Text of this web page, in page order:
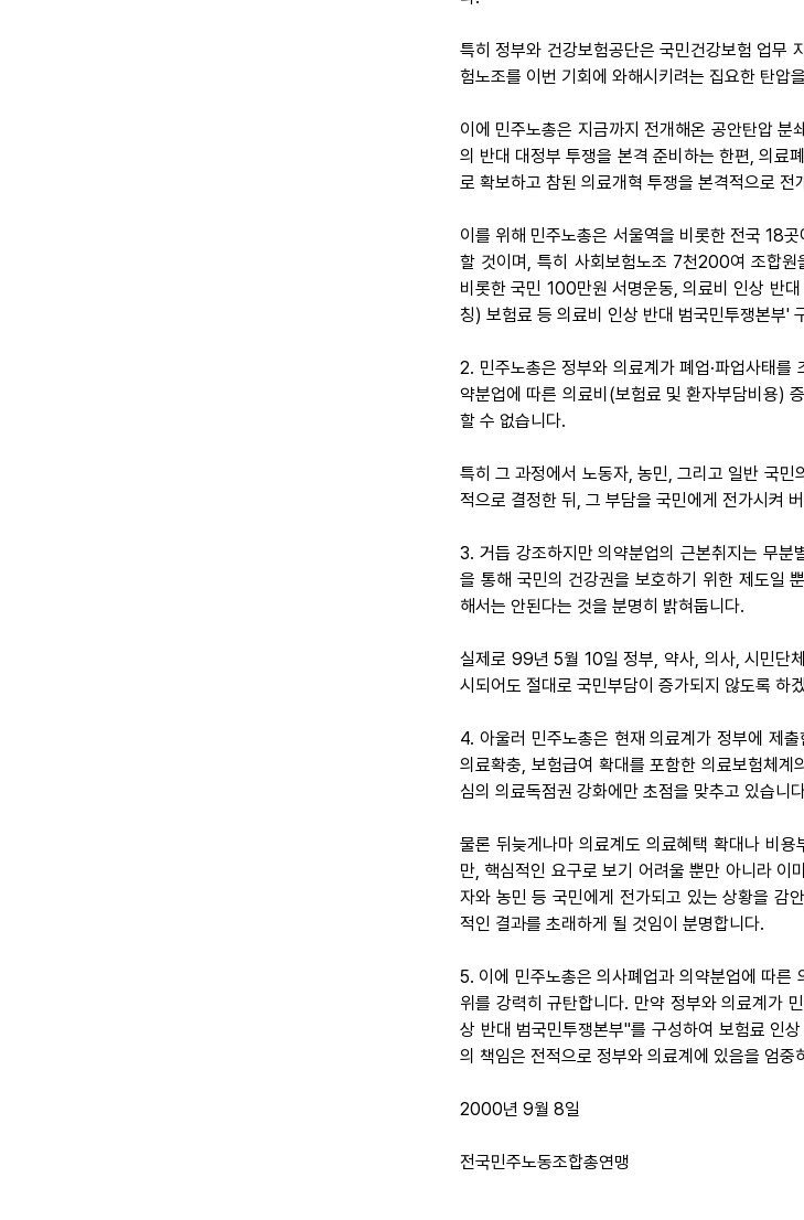
특히 정부와 건강보험공단은 국민건강보험 업무
험노조를 이번 기회에 와해시키려는 집요한 탄압
이에 민주노총은 지금까지 전개해온 공안탄압
의 반대 대정부 투쟁을 본격 준비하는 한편, 의료
로 확보하고 참된 의료개혁 투쟁을 본격적으로 전
이를 위해 민주노총은 서울역을 비롯한 전국 18
할 것이며, 특히 사회보험노조 7천200여 조합원
비롯한 국민 100만원 서명운동, 의료비 인상 반
칭) 보험료 등 의료비 인상 반대 범국민투쟁본부'
2. 민주노총은 정부와 의료계가 폐업·파업사태
약분업에 따른 의료비(보험료 및 환자부담비용)
할 수 없습니다.
특히 그 과정에서 노동자, 농민, 그리고 일반 국
적으로 결정한 뒤, 그 부담을 국민에게 전가시켜
3. 거듭 강조하지만 의약분업의 근본취지는 무분
을 통해 국민의 건강권을 보호하기 위한 제도일
해서는 안된다는 것을 분명히 밝혀둡니다.
실제로 99년 5월 10일 정부, 약사, 의사, 시민단
시되어도 절대로 국민부담이 증가되지 않도록 하
4. 아울러 민주노총은 현재 의료계가 정부에 제
의료확충, 보험급여 확대를 포함한 의료보험체
심의 의료독점권 강화에만 초점을 맞추고 있습니
물론 뒤늦게나마 의료계도 의료혜택 확대나 비
만, 핵심적인 요구로 보기 어려울 뿐만 아니라 이
자와 농민 등 국민에게 전가되고 있는 상황을 감
적인 결과를 초래하게 될 것임이 분명합니다.
5. 이에 민주노총은 의사폐업과 의약분업에 따른
위를 강력히 규탄합니다. 만약 정부와 의료계가
상 반대 범국민투쟁본부"를 구성하여 보험료 인
의 책임은 전적으로 정부와 의료계에 있음을 엄중
2000년 9월 8일
전국민주노동조합총연맹